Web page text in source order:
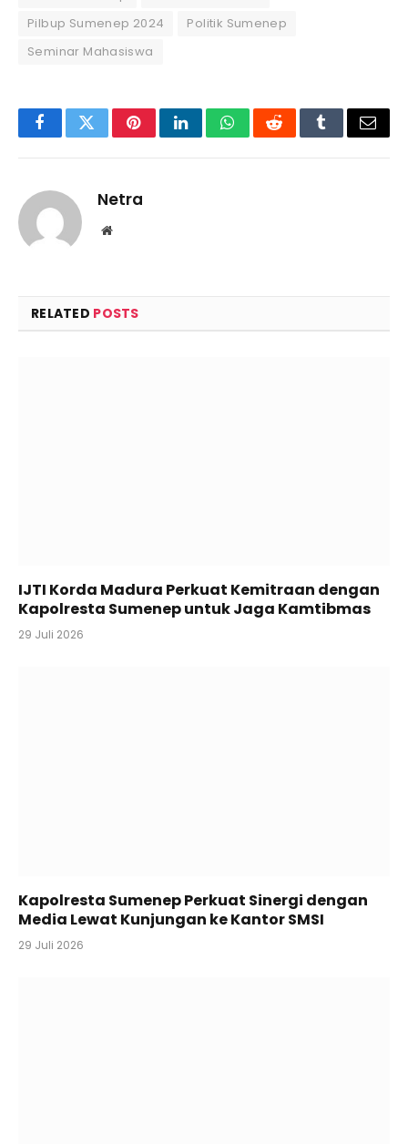
Pilbup Sumenep 2024
Politik Sumenep
Seminar Mahasiswa
FacebookTwitterPinterestLinkedInWhatsAppRedditTumblrEmail
Netra
Website
RELATED POSTS
IJTI Korda Madura Perkuat Kemitraan dengan
Kapolresta Sumenep untuk Jaga Kamtibmas
29 Juli 2026
Kapolresta Sumenep Perkuat Sinergi dengan
Media Lewat Kunjungan ke Kantor SMSI
29 Juli 2026